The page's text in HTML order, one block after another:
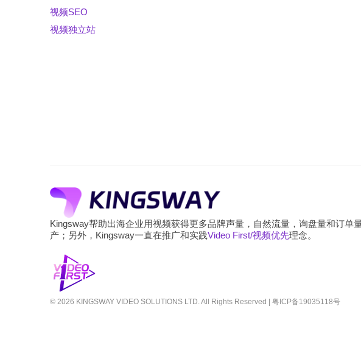
视频SEO
视频独立站
Kingsway帮助出海企业用视频获得更多品牌声量，自然流量，询盘量和订单
产；另外，Kingsway一直在推广和实践Video First/视频优先理念。
© 2026 KINGSWAY VIDEO SOLUTIONS LTD. All Rights Reserved | 粤ICP备19035118号